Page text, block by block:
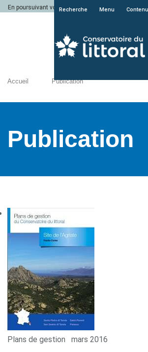
En poursuivant votre navigation sur le site du
Recherche Menu Contenu
Accueil Publication
Publication
Plans de gestion mars 2016